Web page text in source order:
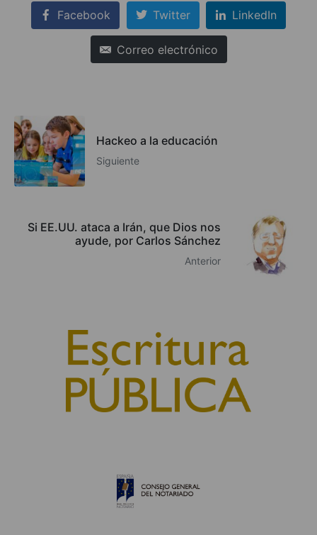
Facebook Twitter LinkedIn
Correo electrónico
Hackeo a la educación
Siguiente
Si EE.UU. ataca a Irán, que Dios nos
ayude, por Carlos Sánchez
Anterior